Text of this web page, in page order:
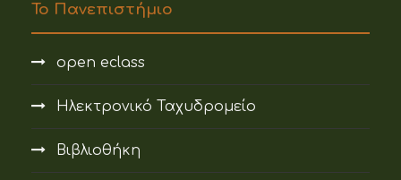
Το Πανεπιστήμιο
open eclass
Ηλεκτρονικό Ταχυδρομείο
Βιβλιοθήκη